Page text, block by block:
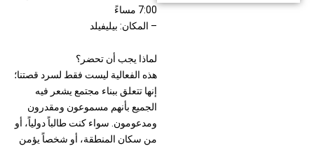
7:00 مساءً
– المكان: بيليفيلد
لماذا يجب أن تحضر؟
هذه الفعالية ليست فقط لسرد قصتنا؛
إنها تتعلق ببناء مجتمع يشعر فيه
الجميع بأنهم مسموعون ومقدرون
ومدعومون. سواء كنت طالباً دولياً، أو
من سكان المنطقة، أو شخصاً يؤمن